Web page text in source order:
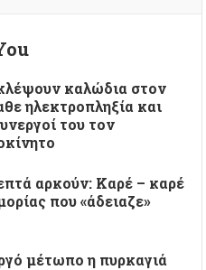
καλώδια στον
ηλεκτροπληξία και
του τον
αρκούν: Καρέ – καρέ
που «άδειαζε»
μέτωπο η πυρκαγιά